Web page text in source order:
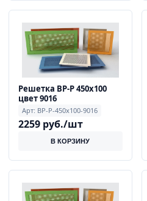
Решетка ВР-Р 450х100
цвет 9016
Арт: ВР-Р-450x100-9016
2259 руб./шт
В КОРЗИНУ